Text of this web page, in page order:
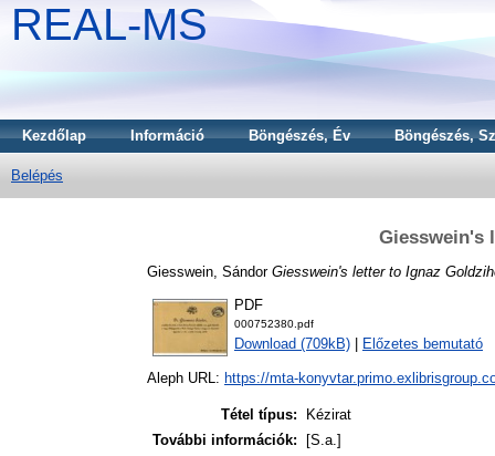
REAL-MS
Kezdőlap Információ Böngészés, Év Böngészés,
Belépés
Giesswein's
Giesswein, Sándor Giesswein's letter to Ignaz
PDF
000752380.pdf
Download (709kB) Előzetes bemutató
Aleph URL: https://mta-
Tétel típus:
Kézirat
További információk:
[S.a.]